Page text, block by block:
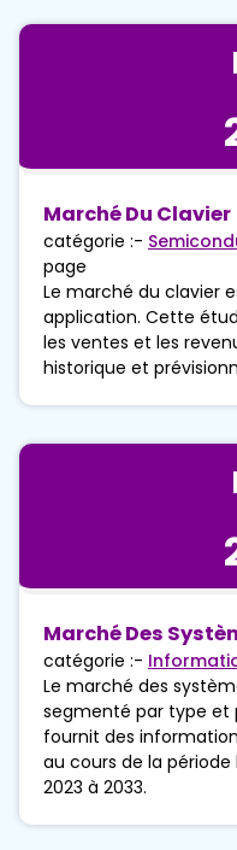
Marché Du Clavier
catégorie :-
page
Le marché du clavier
application. Cette
les ventes et les
historique et
Marché Des
catégorie :-
Le marché des
segmenté par type et
fournit des
au cours de la
2023 à 2033.